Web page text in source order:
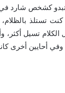
كشخص شارد
تستلذ
تسيل
أحايين أخرى